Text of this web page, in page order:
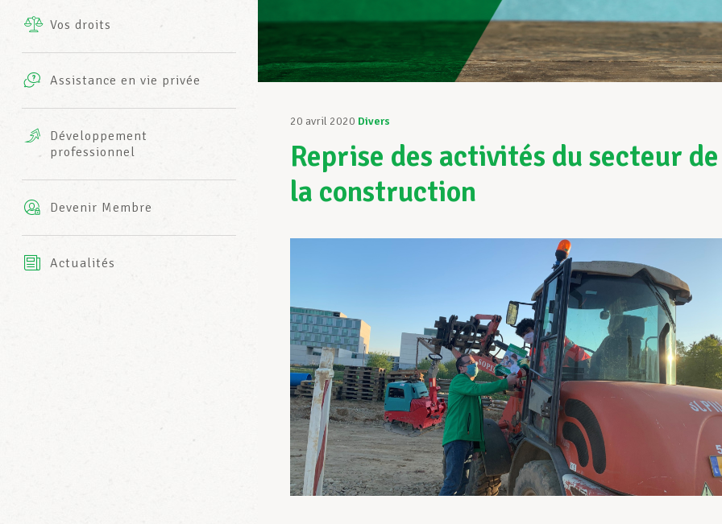
INFO-CENTER
Vos droits
Assistance en vie privée
complémentaires
AXA
Développement
professionnel
Devenir Membre
Actualités
20 avril 2020 Divers
Reprise des activités du secteur de
la construction